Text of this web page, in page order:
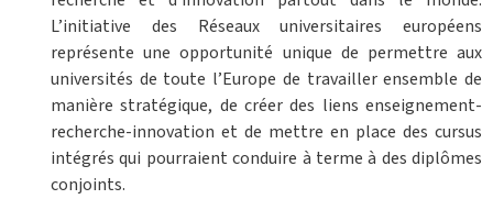
L’initiative des Réseaux universitaires européens
représente une opportunité unique de permettre aux
universités de toute l’Europe de travailler ensemble de
manière stratégique, de créer des liens enseignement-
recherche-innovation et de mettre en place des cursus
intégrés qui pourraient conduire à terme à des diplômes
conjoints.